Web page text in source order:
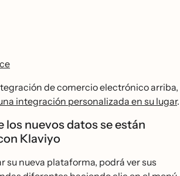
de comercio electrónico arriba,
integración personalizada en su lugar.
los nuevos datos se están
Klaviyo
su nueva plataforma, podrá ver sus